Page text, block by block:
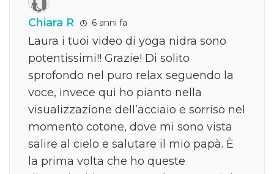
Chiara R 6 anni fa
Laura i tuoi video di yoga nidra sono
potentissimi!! Grazie! Di solito
sprofondo nel puro relax seguendo la
voce, invece qui ho pianto nella
visualizzazione dell’acciaio e sorriso nel
momento cotone, dove mi sono vista
salire al cielo e salutare il mio papà. È
la prima volta che ho queste